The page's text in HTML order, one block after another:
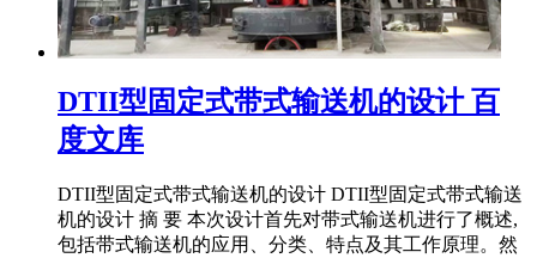
DTII型固定式带式输送机的设计 百
度文库
DTII型固定式带式输送机的设计 DTII型固定式带式输送
机的设计 摘 要 本次设计首先对带式输送机进行了概述,
包括带式输送机的应用、分类、特点及其工作原理。然